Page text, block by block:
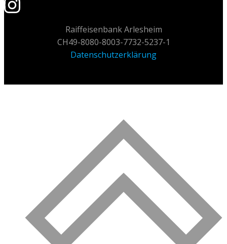
Raiffeisenbank Arlesheim
CH49-8080-8003-7732-5237-1
Datenschutzerklärung